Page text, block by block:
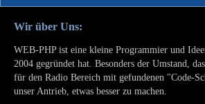
Wir über Uns:
WEB-PHP ist eine kleine Programmier und
2004 gegründet hat. Besonders der Umstand,
für den Radio Bereich mit gefundenen "Code-
unser Antrieb, etwas besser zu machen.